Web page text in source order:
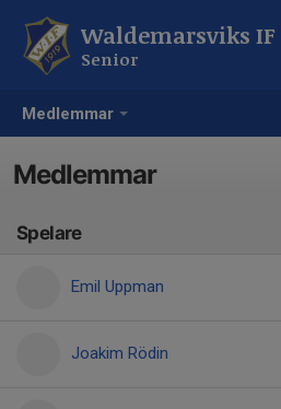
Medlemmar
Waldemarsviks IF
Senior
Medlemmar
Spelare
Emil Uppman
Joakim Rödin